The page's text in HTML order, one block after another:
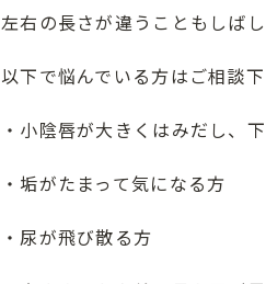
左右の長さが違うこともしばし
以下で悩んでいる方はご相談下
・小陰唇が大きくはみだし、
・垢がたまって気になる方
・尿が飛び散る方